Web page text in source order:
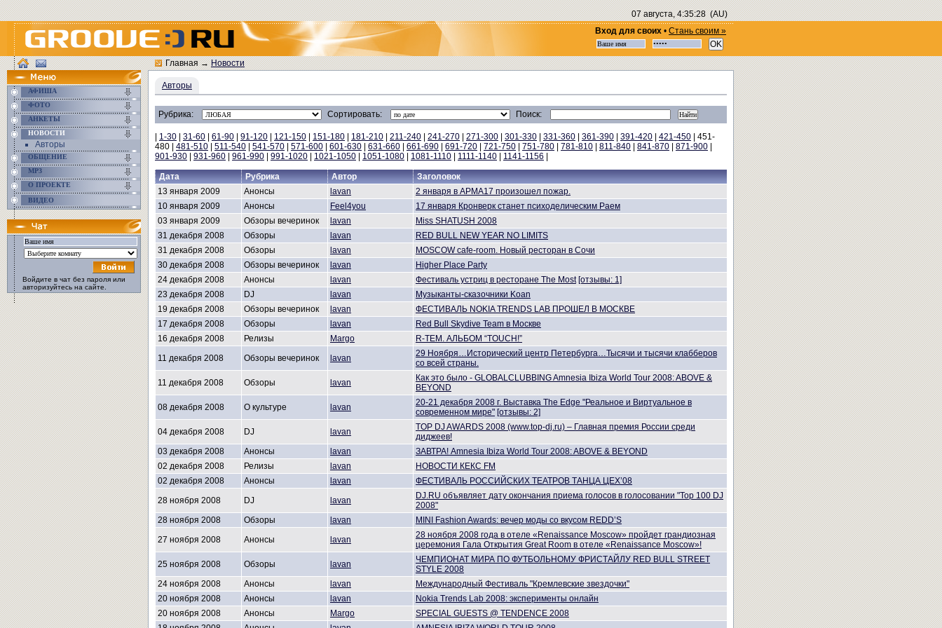
07 августа, 4:35:28(AU)
Вход для своих • Стань своим »
АФИША
ФОТО
АНКЕТЫ
НОВОСТИ
Авторы
ОБЩЕНИЕ
MP3
О ПРОЕКТЕ
ВИДЕО
Войдите в чат без пароля или
авторизуйтесь на сайте.
Главная→Новости
Авторы
Рубрика: Сортировать: Поиск:
1-30 31-60 61-90 91-120 121-150 151-180 181-210 211-240 241-270 271-300 301-330 331-360 361-390 391-420 421-450 | 451-
480 | 481-510 511-540 541-570 571-600 601-630 631-660 661-690 691-720 721-750 751-780 781-810 811-840 841-870 871-900
901-930
931-960 961-990 991-1020 1021-1050 1051-1080 1081-1110 1111-1140 1141-1156
Дата Рубрика Автор
Заголовок
13 января 2009
Анонсы lavan
2 января в АРМА17 произошел пожар.
10 января 2009
Анонсы Feel4you
17 января Кронверк станет психоделическим Раем
03 января 2009
Обзоры вечеринок lavan
Miss SHATUSH 2008
31 декабря 2008
Обзоры lavan
RED BULL NEW YEAR NO LIMITS
31 декабря 2008
Обзоры lavan
MOSCOW cafe-room. Новый ресторан в Сочи
30 декабря 2008
Обзоры вечеринок lavan
Higher Plaсe Party
24 декабря 2008
Анонсы lavan Фестиваль устриц в ресторане The Most [отзывы: 1]
23 декабря 2008
DJ lavan
Музыканты-сказочники Koan
19 декабря 2008
Обзоры вечеринок lavan
ФЕСТИВАЛЬ NOKIA TRENDS LAB ПРОШЕЛ В МОСКВЕ
17 декабря 2008
Обзоры lavan
Red Bull Skydive Team в Москве
16 декабря 2008
Релизы Margo
R-TEM. АЛЬБОМ “TOUCH!”
11 декабря 2008
Обзоры вечеринок lavan
29 Ноября…Исторический центр Петербурга…Тысячи и тысячи клабберов
со всей страны.
11 декабря 2008
Обзоры lavan
Как это было - GLOBALCLUBBING Amnesia Ibiza World Tour 2008: ABOVE &
BEYOND
08 декабря 2008
О культуре lavan
20-21 декабря 2008 г. Выставка The Edge "Реальное и Виртуальное в
современном мире" [отзывы: 2]
04 декабря 2008
DJ lavan
TOP DJ AWARDS 2008 (www.top-dj.ru) – Главная премия России среди
диджеев!
03 декабря 2008
Анонсы lavan
ЗАВТРА! Amnesia Ibiza World Tour 2008: ABOVE & BEYOND
02 декабря 2008
Релизы lavan
НОВОСТИ КЕКС FM
02 декабря 2008
Анонсы lavan
ФЕСТИВАЛЬ РОССИЙСКИХ ТЕАТРОВ ТАНЦА ЦЕХ’08
28 ноября 2008
DJ lavan
DJ.RU объявляет дату окончания приема голосов в голосовании "Top 100 DJ
2008"
28 ноября 2008
Обзоры lavan
MINI Fashion Awards: вечер моды со вкусом REDD’S
27 ноября 2008
Анонсы lavan
28 ноября 2008 года в отеле «Renaissance Moscow» пройдет грандиозная
церемония Гала Открытия Great Room в отеле «Renaissance Moscow»!
25 ноября 2008
Обзоры lavan
ЧЕМПИОНАТ МИРА ПО ФУТБОЛЬНОМУ ФРИСТАЙЛУ RED BULL STREET
STYLE 2008
24 ноября 2008
Анонсы lavan
Международный Фестиваль "Кремлевские звездочки"
20 ноября 2008
Анонсы lavan
Nokia Trends Lab 2008: эксперименты онлайн
20 ноября 2008
Анонсы Margo
SPECIAL GUESTS @ TENDENCE 2008